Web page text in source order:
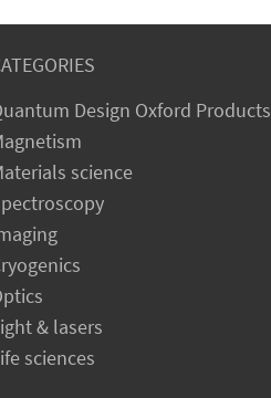
Design Oxford Products
science
& lasers
sciences